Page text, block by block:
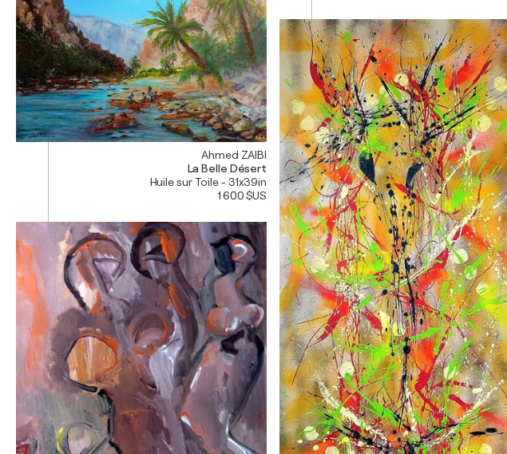
Ahmed ZAIBI
La Belle Désert
Huile sur Toile - 31x39in
1 600 $US